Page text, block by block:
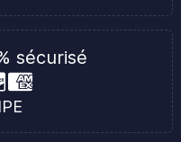
sécurisé